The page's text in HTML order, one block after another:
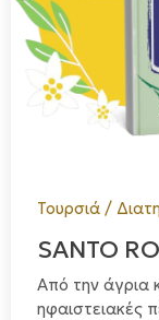
Τουρσιά /
SANTO
Από την άγρια
ηφαιστειακές